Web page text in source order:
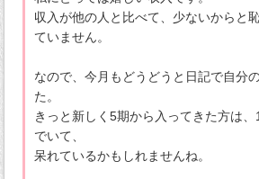
収入が他の人と比べて、少ないからと
ていません。
なので、今月もどうどうと日記で自分
た。
きっと新しく5期から入ってきた方は
でいて、
呆れているかもしれませんね。